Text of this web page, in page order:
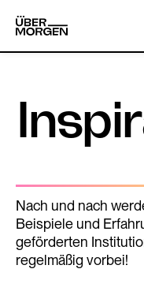
content
Über uns
Nach und nach
Beispiele und
geförderten
regelmäßig vorbei!